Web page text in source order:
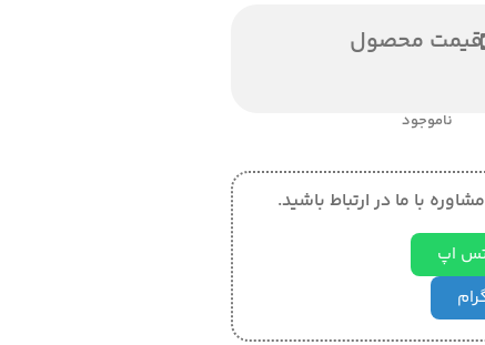
قیمت محصول
ناموجود
با ما در ارتباط باشید.
اپ